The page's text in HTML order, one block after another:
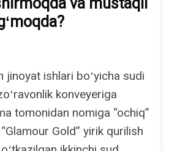
jinoyat ishlari boʻyicha sudi
konveyeriga
tomonidan nomiga “ochiq”
Gold” yirik qurilish